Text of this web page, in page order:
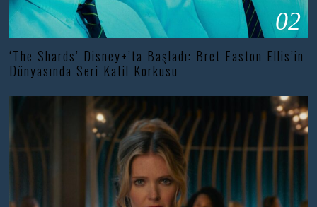
02
‘The Shards’ Disney+’ta Başladı: Bret Easton Ellis’in
Dünyasında Seri Katil Korkusu